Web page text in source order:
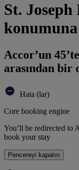
St.
Accor’un
arasından bir
Hata (lar)
Core booking engine
You’ll be redirected to
book your stay
Pencereyi kapatın